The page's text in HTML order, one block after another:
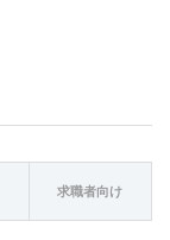
求職者向け